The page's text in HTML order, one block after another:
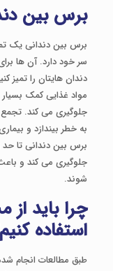
برس بین
برس بین دندانی یک
سر خود دارد. آن ها
دندان هایتان را تمیز
مواد غذایی کمک
جلوگیری می کند.
به خطر بیندازد و
برس بین دندانی تا حد
جلوگیری می کند و
شوند.
چرا باید
استفاده
طبق مطالعات انجام